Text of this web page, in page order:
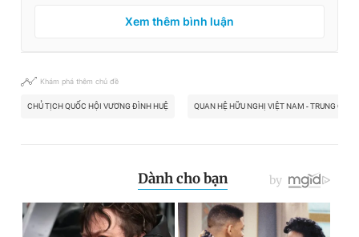
Xem thêm bình luận
Khám phá thêm chủ đề
CHỦ TỊCH QUỐC HỘI VƯƠNG ĐÌNH HUỆ QUAN HỆ HỮU NGHỊ VIỆT NAM - TRUNG QUỐC